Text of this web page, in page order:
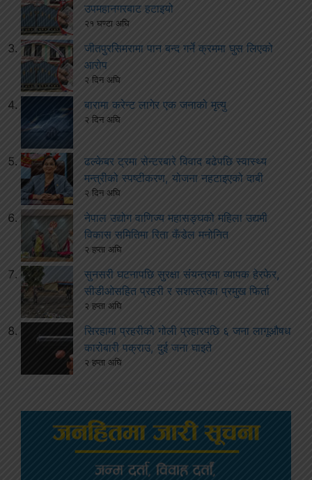
उपमहानगरबाट हटाइयो
२१ घण्टा अघि
जीतपुरसिमरामा पान बन्द गर्ने क्रममा घुस लिएको
आरोप
२ दिन अघि
बारामा करेन्ट लागेर एक जनाको मृत्यु
२ दिन अघि
ढल्केबर ट्रमा सेन्टरबारे विवाद बढेपछि स्वास्थ्य
मन्त्रीको स्पष्टीकरण, योजना नहटाइएको दाबी
२ दिन अघि
नेपाल उद्योग वाणिज्य महासङ्घको महिला उद्यमी
विकास समितिमा रिता कँडेल मनोनित
२ हप्ता अघि
सुनसरी घटनापछि सुरक्षा संयन्त्रमा व्यापक हेरफेर,
सीडीओसहित प्रहरी र सशस्त्रका प्रमुख फिर्ता
२ हप्ता अघि
सिरहामा प्रहरीको गोली प्रहारपछि ६ जना लागूऔषध
कारोबारी पक्राउ, दुई जना घाइते
२ हप्ता अघि